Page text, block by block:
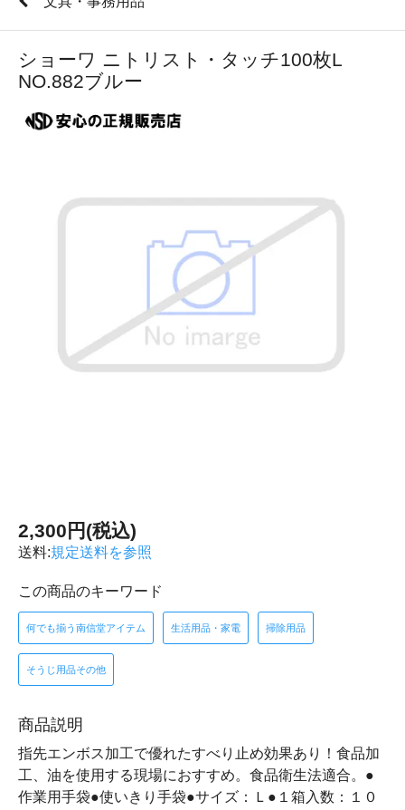
ショーワ ニトリスト・タッチ100枚L
NO.882ブルー
2,300円(税込)
送料:規定送料を参照
この商品のキーワード
何でも揃う南信堂アイテム 生活用品・家電 掃除用品
そうじ用品その他
商品説明
指先エンボス加工で優れたすべり止め効果あり！食品加
工、油を使用する現場におすすめ。食品衛生法適合。●
作業用手袋●使いきり手袋●サイズ：Ｌ●１箱入数：１０